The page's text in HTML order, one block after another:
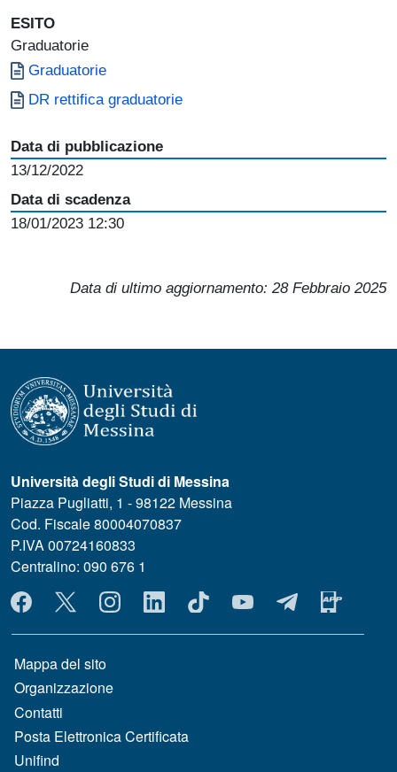
ESITO
Graduatorie
Document
Graduatorie
Document
DR rettifica graduatorie
Data di pubblicazione
13/12/2022
Data di scadenza
18/01/2023 12:30
Data di ultimo aggiornamento: 28 Febbraio 2025
Università degli Studi di Messina
Piazza Pugliatti, 1 - 98122 Messina
Cod. Fiscale 80004070837
P.IVA 00724160833
Centralino: 090 676 1
MENÙ SOCIAL
MENÙ FOOTER 1
Mappa del sito
Organizzazione
Contatti
Posta Elettronica Certificata
Unifind